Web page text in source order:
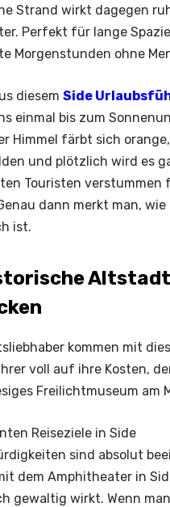
Strand wirkt dagegen
Perfekt für lange
Morgenstunden ohne
diesem Side
einmal bis zum
Himmel färbt sich
und plötzlich wird es
Touristen verstummen
dann merkt man,
ist.
Altstadt
kommen mit
voll auf ihre Kosten,
Freilichtmuseum am
Reiseziele in Side
sind absolut
dem Amphitheater in
gewaltig wirkt. Wenn